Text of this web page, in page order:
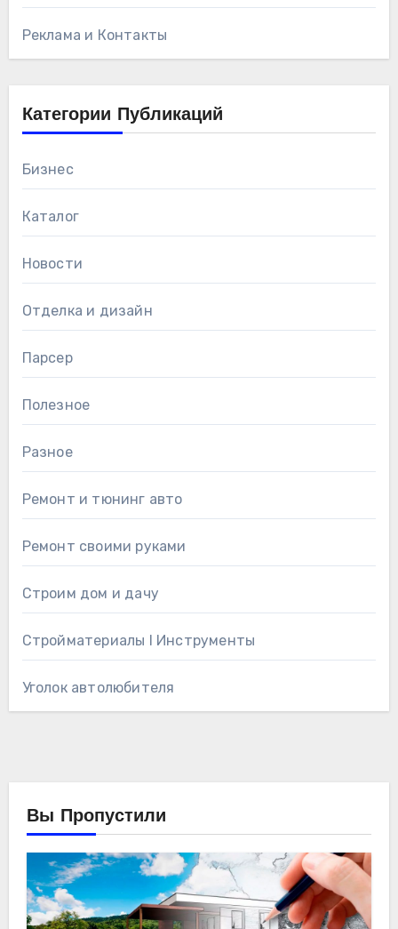
Реклама и Контакты
Категории Публикаций
Бизнес
Каталог
Новости
Отделка и дизайн
Парсер
Полезное
Разное
Ремонт и тюнинг авто
Ремонт своими руками
Строим дом и дачу
Стройматериалы l Инструменты
Уголок автолюбителя
Вы Пропустили